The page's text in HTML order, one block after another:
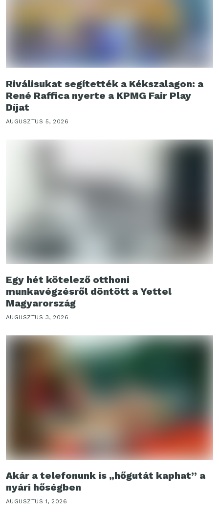
Riválisukat segítették a Kékszalagon: a
René Raffica nyerte a KPMG Fair Play
Díjat
AUGUSZTUS 5, 2026
Egy hét kötelező otthoni
munkavégzésről döntött a Yettel
Magyarország
AUGUSZTUS 3, 2026
Akár a telefonunk is „hőgutát kaphat” a
nyári hőségben
AUGUSZTUS 1, 2026